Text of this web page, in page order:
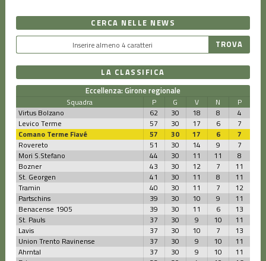
CERCA NELLE NEWS
LA CLASSIFICA
Eccellenza: Girone regionale
Squadra P G V N
P
Virtus Bolzano
62 30 18 8
4
Levico Terme
57 30 17 6
7
Comano Terme Fiavé
57 30 17 6
7
Rovereto
51 30 14 9
7
Mori S.Stefano
44 30 11 11
8
Bozner
43 30 12 7
11
St. Georgen
41 30 11 8
11
Tramin
40 30 11 7
12
Partschins
39 30 10 9
11
Benacense 1905
39 30 11 6
13
St. Pauls
37 30 9 10
11
Lavis
37 30 10 7
13
Union Trento Ravinense
37 30 9 10
11
Ahrntal
37 30 9 10
11